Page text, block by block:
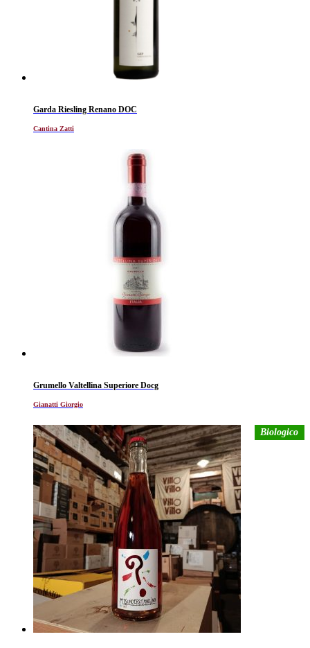
Garda Riesling Renano DOC
Cantina Zatti
Grumello Valtellina Superiore Docg
Gianatti Giorgio
Biologico